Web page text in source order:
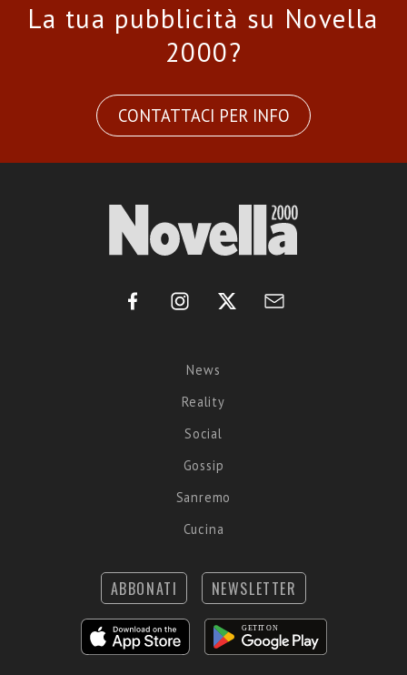
La tua pubblicità su Novella
2000?
CONTATTACI PER INFO
News
Reality
Social
Gossip
Sanremo
Cucina
ABBONATI NEWSLETTER